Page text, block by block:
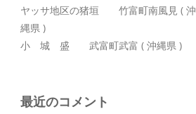
ヤッサ地区の猪垣 竹富町南風見 ( 沖
縄県 )
小 城 盛 武富町武富 ( 沖縄県 )
最近のコメント